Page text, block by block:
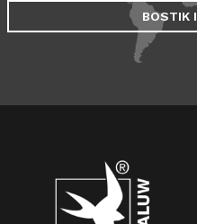
BOSTIK